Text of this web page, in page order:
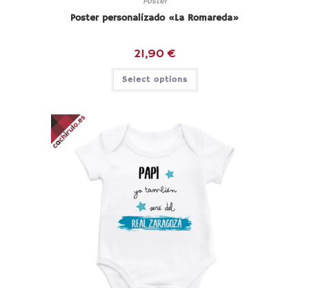
Poster personalizado «La Romareda»
21,90 €
Select options